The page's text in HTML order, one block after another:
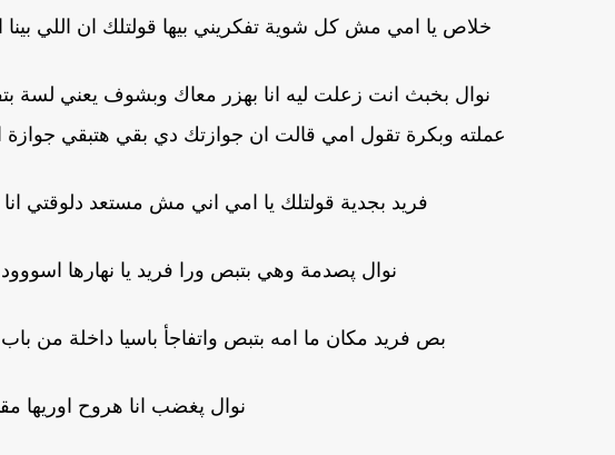
خلاص يا امي مش كل شوية تفكريني بيها قولتلك ان اللي
نوال بخبث انت زعلت ليه انا بهزر معاك وبشوف يعني لسة
عملته وبكرة تقول امي قالت ان جوازتك دي بقي هتبقي جوازة
فريد بجدية قولتلك يا امي اني مش مستعد دلوقتي
نوال پصدمة وهي بتبص ورا فريد يا نهارها
بص فريد مكان ما امه بتبص واتفاجأ باسيا داخلة من
نوال پغضب انا هروح اوريها